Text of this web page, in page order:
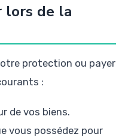
lors de la
protection ou payer
:
de vos biens.
vous possédez pour